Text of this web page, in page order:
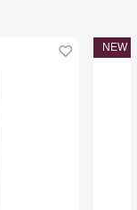
NEW